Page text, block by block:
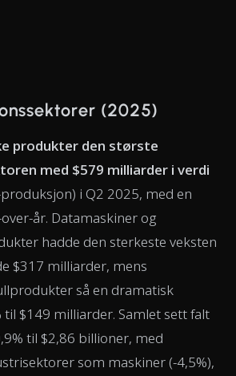
(2025)
produkter den største
med $579 milliarder i verdi
i Q2 2025, med en
år. Datamaskiner og
hadde den sterkeste veksten
$317 milliarder, mens
så en dramatisk
til $149 milliarder. Samlet sett falt
til $2,86 billioner, med
som maskiner (-4,5%),